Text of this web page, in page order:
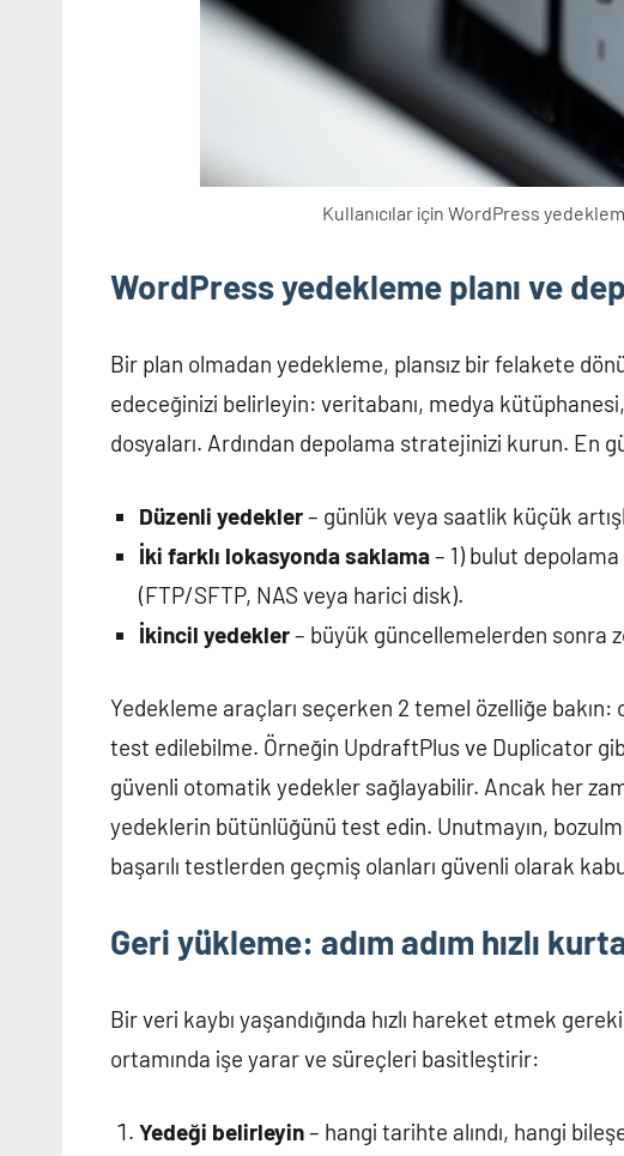
Kullanıcılar için WordPress
WordPress yedekleme planı ve
Bir plan olmadan yedekleme, plansız bir felakete
edeceğinizi belirleyin: veritabanı, medya
dosyaları. Ardından depolama stratejinizi kurun. En
Düzenli yedekler– günlük veya saatlik küçük
İki farklı lokasyonda saklama– 1) bulut
(FTP/SFTP, NAS veya harici disk).
İkincil yedekler– büyük güncellemelerden sonra
Yedekleme araçları seçerken 2 temel özelliğe
test edilebilme. Örneğin UpdraftPlus ve Duplicator
güvenli otomatik yedekler sağlayabilir. Ancak her
yedeklerin bütünlüğünü test edin. Unutmayın,
başarılı testlerden geçmiş olanları güvenli olarak
Geri yükleme: adım adım hızlı
Bir veri kaybı yaşandığında hızlı hareket etmek
ortamında işe yarar ve süreçleri basitleştirir:
Yedeği belirleyin– hangi tarihte alındı, hangi